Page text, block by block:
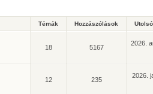
Témák Hozzászólások
18 5167
2026.
12 235
2026.